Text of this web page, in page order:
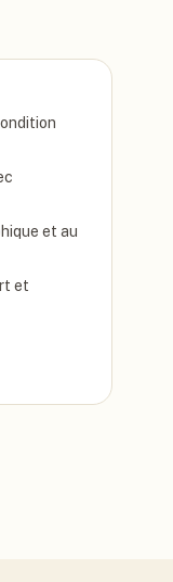
et au
et